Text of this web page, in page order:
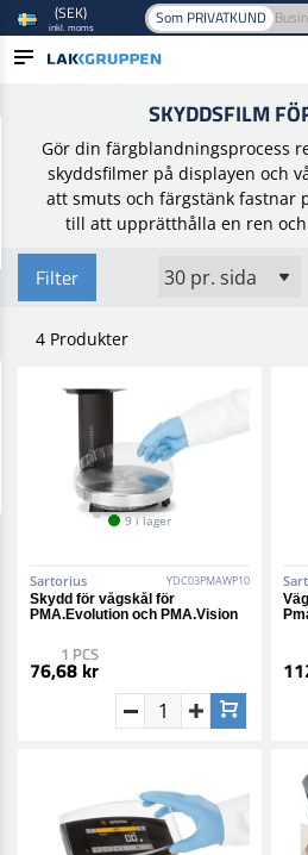
BRANSCHER
VARUMÄRKEN
BLOGG
(SEK)
inkl. moms Som PRIVATKUND
SKYDDSFILM
Gör din färgblandningsprocess
skyddsfilmer på displayen och
att smuts och färgstänk fastnar
till att upprätthålla en ren
Filter
4 Produkter
9 i lager
Sartorius YDC03PMAWP10
Skydd för vågskål för
PMA.Evolution och PMA.Vision
1 PCS
76,68 kr